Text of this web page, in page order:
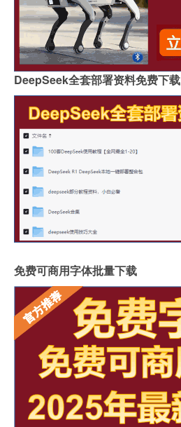
DeepSeek全套部署资料免费下载
免费可商用字体批量下载